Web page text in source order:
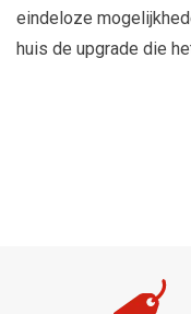
eindeloze
huis de upgrade die